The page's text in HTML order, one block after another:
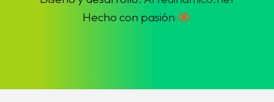
Hecho con pasión